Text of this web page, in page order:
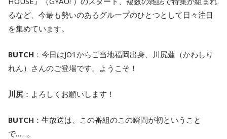
るなど、今最も勢いのあるグループのひとつとして日々注目
を集めています。
BUTCH ：今日はJO1からご当地福岡出身、川尻蓮（かわしり
れん）さんのご登場です。ようこそ！
川尻：よろしくお願いします！
BUTCH ：生放送は、この番組のこの瞬間が初ということ
で……。